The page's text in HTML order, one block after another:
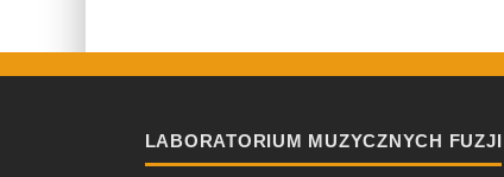
LABORATORIUM MUZYCZNYCH FUZJI